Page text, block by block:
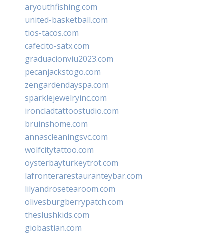
aryouthfishing.com
united-basketball.com
tios-tacos.com
cafecito-satx.com
graduacionviu2023.com
pecanjackstogo.com
zengardendayspa.com
sparklejewelryinc.com
ironcladtattoostudio.com
bruinshome.com
annascleaningsvc.com
wolfcitytattoo.com
oysterbayturkeytrot.com
lafronterarestauranteybar.com
lilyandrosetearoom.com
olivesburgberrypatch.com
theslushkids.com
giobastian.com